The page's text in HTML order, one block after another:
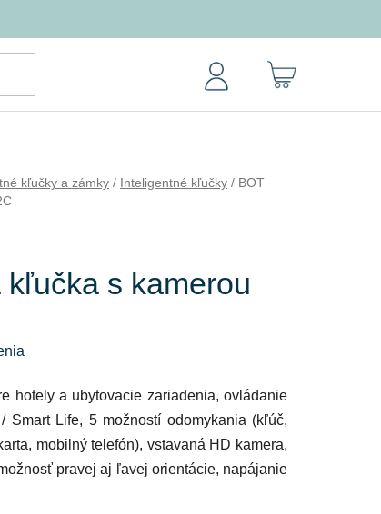
kľučky a zámky / Inteligentné kľučky / BOT
s kamerou
hotely a ubytovacie zariadenia, ovládanie
Smart Life, 5 možností odomykania (kľúč,
mobilný telefón), vstavaná HD kamera,
pravej aj ľavej orientácie, napájanie